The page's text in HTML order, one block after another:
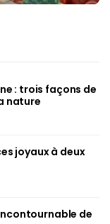
: trois façons de
nature
joyaux à deux
de